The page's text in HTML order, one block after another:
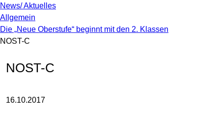
News/ Aktuelles
Allgemein
Die „Neue Oberstufe“ beginnt mit den 2. Klassen
NOST-C
NOST-C
16.10.2017